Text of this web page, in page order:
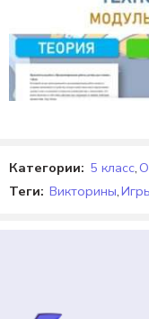
Отзывов пока нет.
Категории: 5 класс,
Теги: Викторины,